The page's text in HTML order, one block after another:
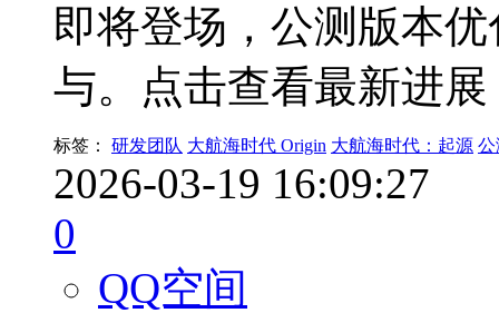
即将登场，公测版本
与。点击查看最新进展
标签： 研发团队 大航海时代 Origin 大航海时代：起源 公
2026-03-19 16:09:27
0
QQ空间